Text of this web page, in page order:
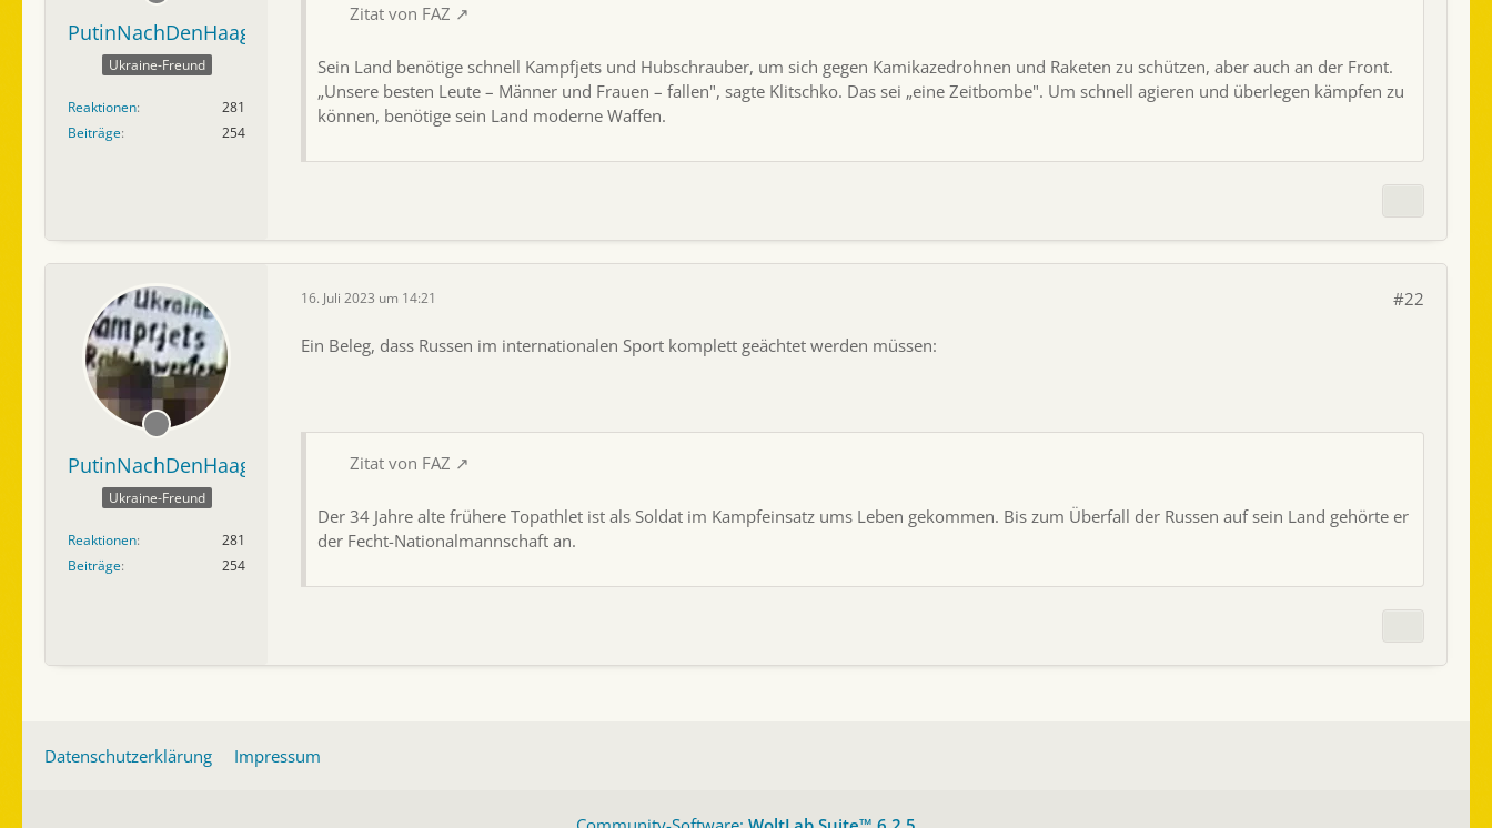
PutinNachDenHaag
Ukraine-Freund
Reaktionen
281
Beiträge
254
Zitat von FAZ
Sein Land benötige schnell Kampfjets und Hubschrauber, um sich gegen Kamikazedrohnen und Raketen zu schützen, aber auch an der Front.
„Unsere besten Leute – Männer und Frauen – fallen", sagte Klitschko. Das sei „eine Zeitbombe". Um schnell agieren und überlegen kämpfen zu
können, benötige sein Land moderne Waffen.
PutinNachDenHaag
Ukraine-Freund
Reaktionen
281
Beiträge
254
16. Juli 2023 um 14:21 #22
Ein Beleg, dass Russen im internationalen Sport komplett geächtet werden müssen:
Zitat von FAZ
Der 34 Jahre alte frühere Topathlet ist als Soldat im Kampfeinsatz ums Leben gekommen. Bis zum Überfall der Russen auf sein Land gehörte er
der Fecht-Nationalmannschaft an.
Datenschutzerklärung Impressum